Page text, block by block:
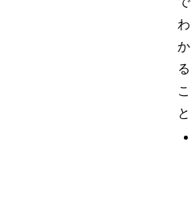
わ
か
る
こ
と